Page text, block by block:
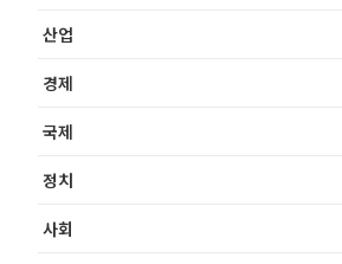
산업
경제
국제
정치
사회